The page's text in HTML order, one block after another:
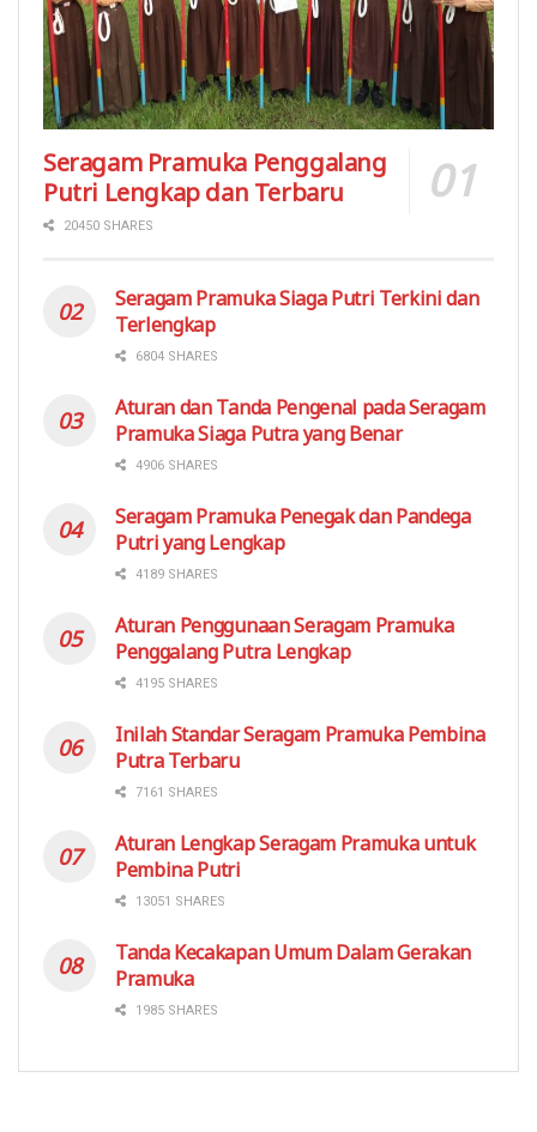
Seragam Pramuka Penggalang
Putri Lengkap dan Terbaru
20450 SHARES
Seragam Pramuka Siaga Putri Terkini dan
Terlengkap
6804 SHARES
Aturan dan Tanda Pengenal pada Seragam
Pramuka Siaga Putra yang Benar
4906 SHARES
Seragam Pramuka Penegak dan Pandega
Putri yang Lengkap
4189 SHARES
Aturan Penggunaan Seragam Pramuka
Penggalang Putra Lengkap
4195 SHARES
Inilah Standar Seragam Pramuka Pembina
Putra Terbaru
7161 SHARES
Aturan Lengkap Seragam Pramuka untuk
Pembina Putri
13051 SHARES
Tanda Kecakapan Umum Dalam Gerakan
Pramuka
1985 SHARES